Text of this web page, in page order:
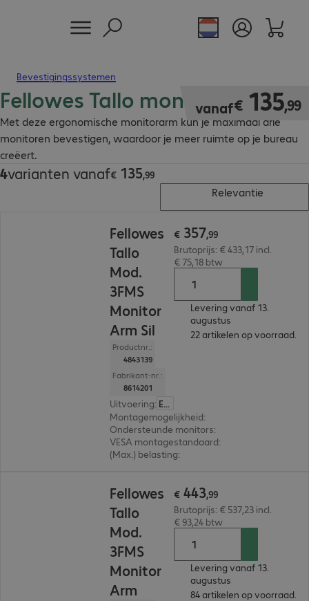
Bevestigingssystemen
Fellowes Tallo monitorarm
Met deze ergonomische monitorarm kun je maximaal drie
monitoren bevestigen, waardoor je meer ruimte op je bureau
creëert.
vanaf€ 135,99
€ 135,99
4varianten vanaf€ 135,99
€ 135,99
Relevantie
Fellowes
Tallo
Mod.
3FMS
Monitor
Arm Sil
Productnr.:
4843139
Fabrikant-nr.:
8614201
Uitvoering: Europa
Montagemogelijkheid:
Ondersteunde monitors:
VESA montagestandaard:
(Max.) belasting:
€ 357,99
Brutoprijs: € 433,17 incl.
€ 75,18 btw
Levering vanaf 13.
augustus
22 artikelen op voorraad.
Fellowes
Tallo
Mod.
3FMS
Monitor
Arm
€ 443,99
Brutoprijs: € 537,23 incl.
€ 93,24 btw
Levering vanaf 13.
augustus
84 artikelen op voorraad.